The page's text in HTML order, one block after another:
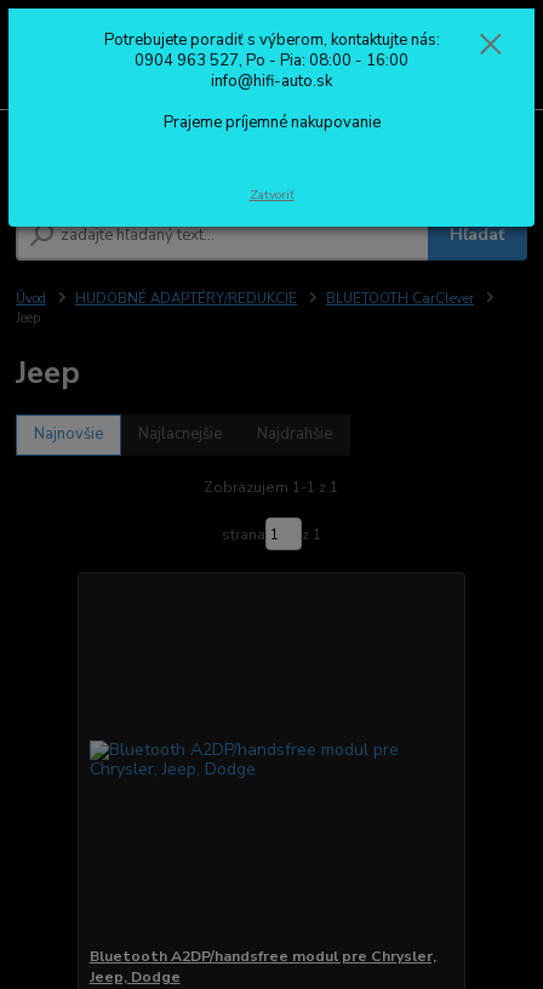
Hľadať
0904 963 527
Po - Pia: 08:00 - 16:00
Úvod HUDOBNÉ ADAPTÉRY/REDUKCIE
BLUETOOTH CarClever
Jeep
Jeep
Najnovšie Najlacnejšie Najdrahšie
Zobrazujem 1-1 z 1
strana z 1
Bluetooth A2DP/handsfree modul pre Chrysler,
Jeep, Dodge
Potrebujete poradiť s výberom, kontaktujte nás:
0904 963 527, Po - Pia: 08:00 - 16:00
info@hifi-auto.sk
Prajeme príjemné nakupovanie
Zatvoriť